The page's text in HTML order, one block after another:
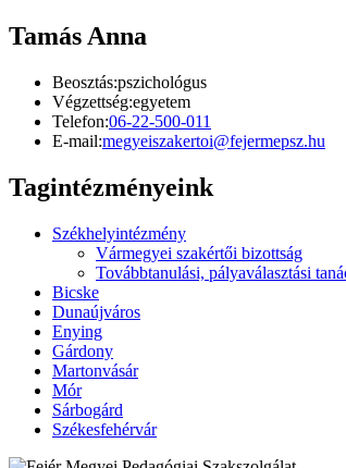
Tamás Anna
Beosztás:pszichológus
Végzettség:egyetem
Telefon:06-22-500-011
E-mail:megyeiszakertoi@fejermepsz.hu
Tagintézményeink
Székhelyintézmény
Vármegyei szakértői bizottság
Továbbtanulási, pályaválasztási
Bicske
Dunaújváros
Enying
Gárdony
Martonvásár
Mór
Sárbogárd
Székesfehérvár